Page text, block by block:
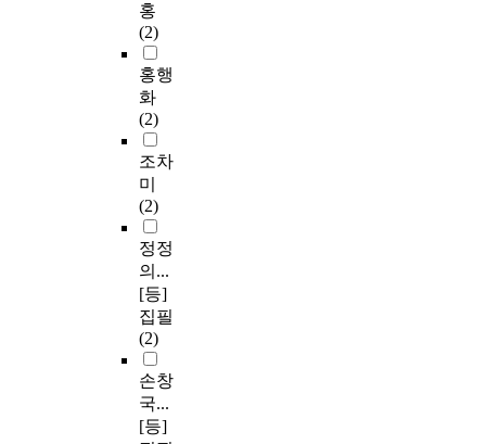
홍
(2)
홍행
화
(2)
조차
미
(2)
정정
의...
[등]
집필
(2)
손창
국...
[등]